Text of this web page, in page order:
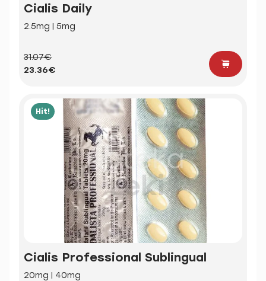
Cialis Daily
2.5mg | 5mg
31.07€
23.36€
Hit!
Cialis Professional Sublingual
20mg | 40mg